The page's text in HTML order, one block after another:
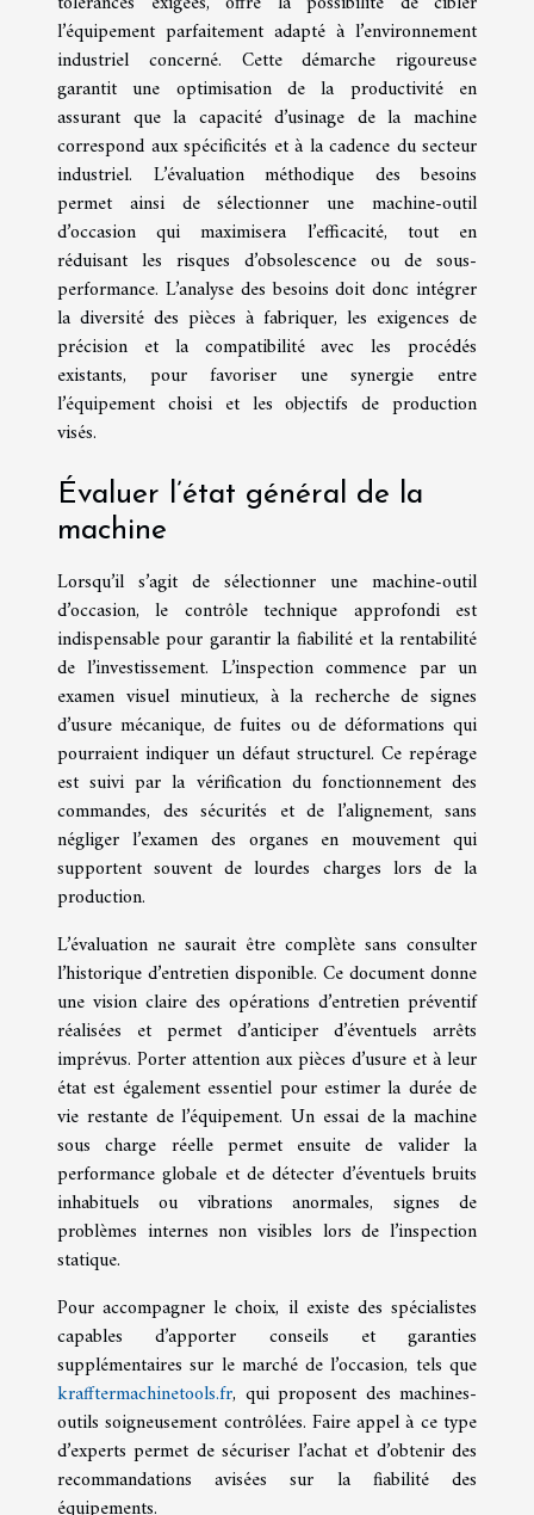
l’équipement parfaitement adapté à l’environnement
industriel concerné. Cette démarche rigoureuse
garantit une optimisation de la productivité en
assurant que la capacité d’usinage de la machine
correspond aux spécificités et à la cadence du secteur
industriel. L’évaluation méthodique des besoins
permet ainsi de sélectionner une machine-outil
d’occasion qui maximisera l’efficacité, tout en
réduisant les risques d’obsolescence ou de sous-
performance. L’analyse des besoins doit donc intégrer
la diversité des pièces à fabriquer, les exigences de
précision et la compatibilité avec les procédés
existants, pour favoriser une synergie entre
l’équipement choisi et les objectifs de production
visés.
Évaluer l’état général de la
machine
Lorsqu’il s’agit de sélectionner une machine-outil
d’occasion, le contrôle technique approfondi est
indispensable pour garantir la fiabilité et la rentabilité
de l’investissement. L’inspection commence par un
examen visuel minutieux, à la recherche de signes
d’usure mécanique, de fuites ou de déformations qui
pourraient indiquer un défaut structurel. Ce repérage
est suivi par la vérification du fonctionnement des
commandes, des sécurités et de l’alignement, sans
négliger l’examen des organes en mouvement qui
supportent souvent de lourdes charges lors de la
production.
L’évaluation ne saurait être complète sans consulter
l’historique d’entretien disponible. Ce document donne
une vision claire des opérations d’entretien préventif
réalisées et permet d’anticiper d’éventuels arrêts
imprévus. Porter attention aux pièces d’usure et à leur
état est également essentiel pour estimer la durée de
vie restante de l’équipement. Un essai de la machine
sous charge réelle permet ensuite de valider la
performance globale et de détecter d’éventuels bruits
inhabituels ou vibrations anormales, signes de
problèmes internes non visibles lors de l’inspection
statique.
Pour accompagner le choix, il existe des spécialistes
capables d’apporter conseils et garanties
supplémentaires sur le marché de l’occasion, tels que
krafftermachinetools.fr, qui proposent des machines-
outils soigneusement contrôlées. Faire appel à ce type
d’experts permet de sécuriser l’achat et d’obtenir des
recommandations avisées sur la fiabilité des